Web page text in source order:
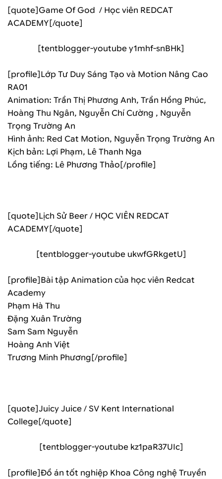
[quote]Game Of God / Học viên REDCAT
ACADEMY[/quote]
[tentblogger-youtube y1mhf-snBHk]
[profile]Lớp Tư Duy Sáng Tạo và Motion Nâng Cao
RA01
Animation: Trần Thị Phương Anh, Trần Hồng Phúc,
Hoàng Thu Ngân, Nguyễn Chí Cường , Nguyễn
Trọng Trường An
Hình ảnh: Red Cat Motion, Nguyễn Trọng Trường An
Kịch bản: Lợi Phạm, Lê Thanh Nga
Lồng tiếng: Lê Phương Thảo[/profile]
[quote]Lịch Sử Beer / HỌC VIÊN REDCAT
ACADEMY[/quote]
[tentblogger-youtube ukwfGRkgetU]
[profile]Bài tập Animation của học viên Redcat
Academy
Phạm Hà Thu
Đặng Xuân Trường
Sam Sam Nguyễn
Hoàng Anh Việt
Trương Minh Phương[/profile]
[quote]Juicy Juice / SV Kent International
College[/quote]
[tentblogger-youtube kz1paR37UIc]
[profile]Đồ án tốt nghiệp Khoa Công nghệ Truyền